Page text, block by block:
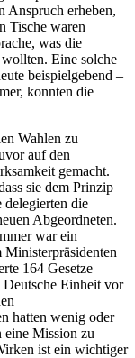
Anspruch erheben,
Tische waren
was die
Eine solche
beispielgebend –
konnten die
Wahlen zu
auf den
gemacht.
sie dem Prinzip
delegierten die
Abgeordneten.
war ein
164 Gesetze
Deutsche Einheit vor
hatten wenig oder
eine Mission zu
ist ein wichtiger